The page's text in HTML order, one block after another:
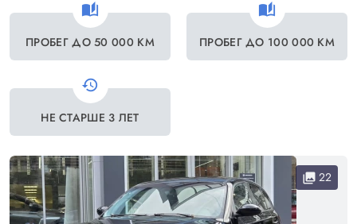
auto_stories
ПРОБЕГ ДО 50 000 КМ
auto_stories
ПРОБЕГ ДО 100 000 КМ
history
НЕ СТАРШЕ 3 ЛЕТ
collections 22